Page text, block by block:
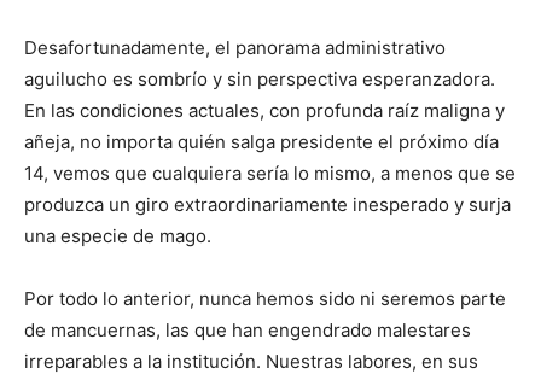
Desafortunadamente, el panorama administrativo
aguilucho es sombrío y sin perspectiva esperanzadora.
En las condiciones actuales, con profunda raíz maligna y
añeja, no importa quién salga presidente el próximo día
14, vemos que cualquiera sería lo mismo, a menos que se
produzca un giro extraordinariamente inesperado y surja
una especie de mago.
Por todo lo anterior, nunca hemos sido ni seremos parte
de mancuernas, las que han engendrado malestares
irreparables a la institución. Nuestras labores, en sus